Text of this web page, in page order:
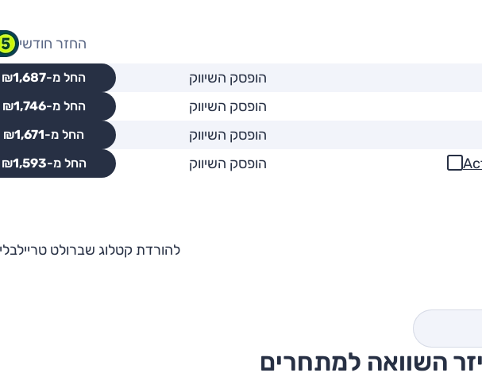
החזר חודשי
הופסק השיווק החל מ-₪1,687
הופסק השיווק החל מ-₪1,746
הופסק השיווק החל מ-₪1,671
הופסק השיווק החל מ-₪1,593
להורדת קטלוג שברולט
השוואה למתחרים